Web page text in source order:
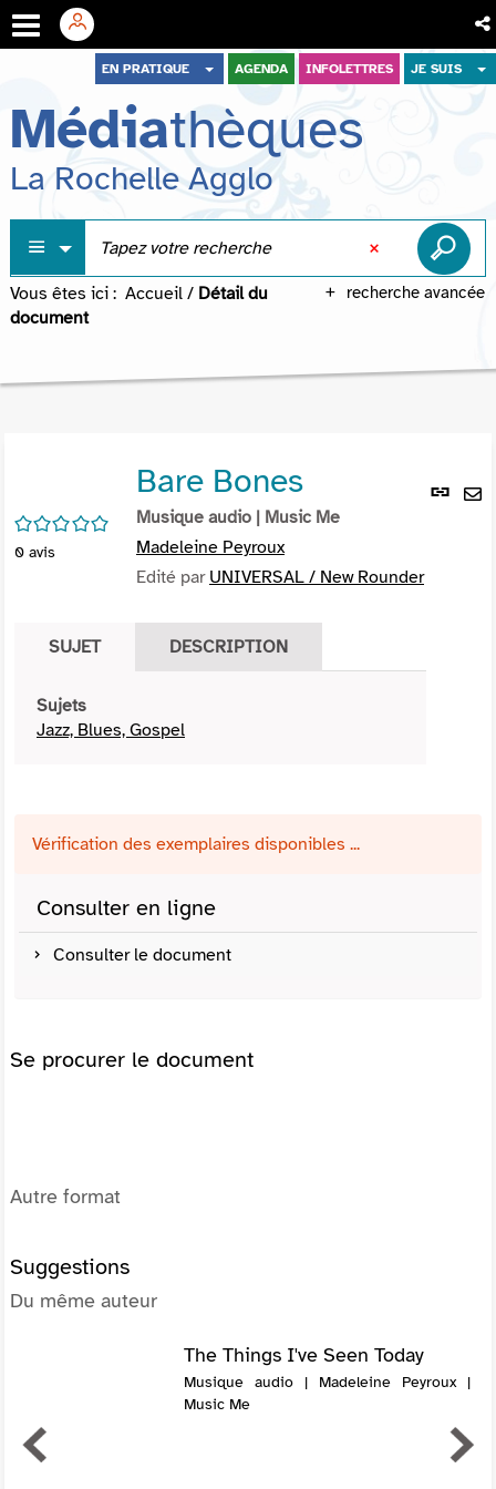
menu
contenu
recherche
EN PRATIQUE AGENDA INFOLETTRES JE SUIS
Médiathèques
La Rochelle Agglo
recherche avancée
Vous êtes ici : Accueil / Détail du
document
Lien
/5
0 avis
Bare Bones
Musique audio | Music Me
Madeleine Peyroux
Edité par UNIVERSAL / New Rounder
SUJET DESCRIPTION
Sujets
Jazz, Blues, Gospel
Vérification des exemplaires disponibles ...
Consulter en ligne
Consulter le document
Se procurer le document
Autre format
Suggestions
Du même auteur
The Things I've Seen Today
Musique audio | Madeleine Peyroux |
Music Me